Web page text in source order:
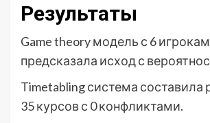
Результаты
Game theory модель с 6
предсказала исход с
Timetabling система составила
35 курсов с 0 конфликтами.